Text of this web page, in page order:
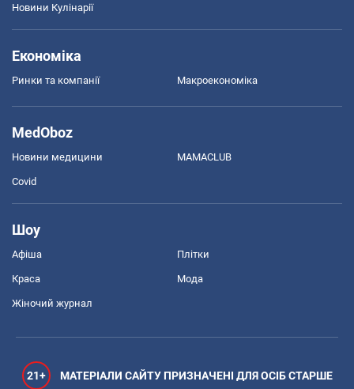
Новини Кулінарії
Економіка
Ринки та компанії Макроекономіка
MedOboz
Новини медицини MAMACLUB
Covid
Шоу
Афіша Плітки
Краса Мода
Жіночий журнал
21+
МАТЕРІАЛИ САЙТУ ПРИЗНАЧЕНІ ДЛЯ ОСІБ СТАРШЕ